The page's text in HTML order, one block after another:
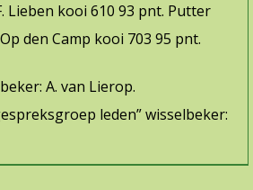
Lieben kooi 610 93 pnt. Putter
den Camp kooi 703 95 pnt.
A. van Lierop.
leden” wisselbeker: